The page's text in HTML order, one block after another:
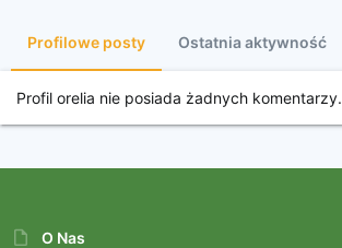
Profilowe posty Ostatnia aktywność
Profil orelia nie posiada żadnych komentarzy.
O Nas